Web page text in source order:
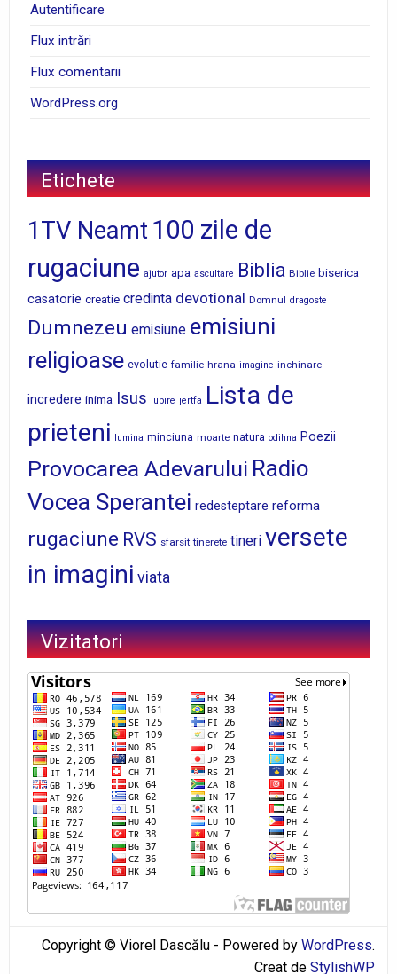
Autentificare
Flux intrări
Flux comentarii
WordPress.org
Etichete
1TV Neamt 100 zile de
rugaciune ajutor apa ascultare Biblia Biblie biserica
casatorie creatie credinta devotional Domnul dragoste
Dumnezeu emisiune emisiuni
religioase evolutie familie hrana imagine inchinare
incredere inima Isus iubire jertfa Lista de
prieteni
lumina minciuna moarte natura odihna Poezii
Provocarea Adevarului Radio
Vocea Sperantei redesteptare reforma
rugaciune RVS sfarsit tinerete tineri versete
in imagini viata
Vizitatori
Copyright © Viorel Dascălu - Powered by WordPress.
Creat de StylishWP